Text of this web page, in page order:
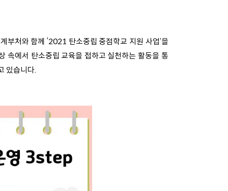
부처와 함께 ‘2021 탄소중립 중점학교 지원 사업’을
속에서 탄소중립 교육을 접하고 실천하는 활동을 통
있습니다.